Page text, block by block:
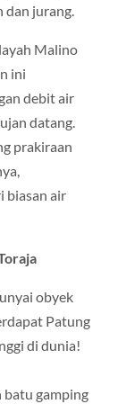
jurang.
Malino
ini
debit air
datang.
prakiraan
biasan air
obyek
Patung
di dunia!
batu gamping